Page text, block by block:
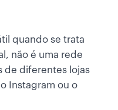
quando se trata
não é uma rede
de diferentes lojas
Instagram ou o